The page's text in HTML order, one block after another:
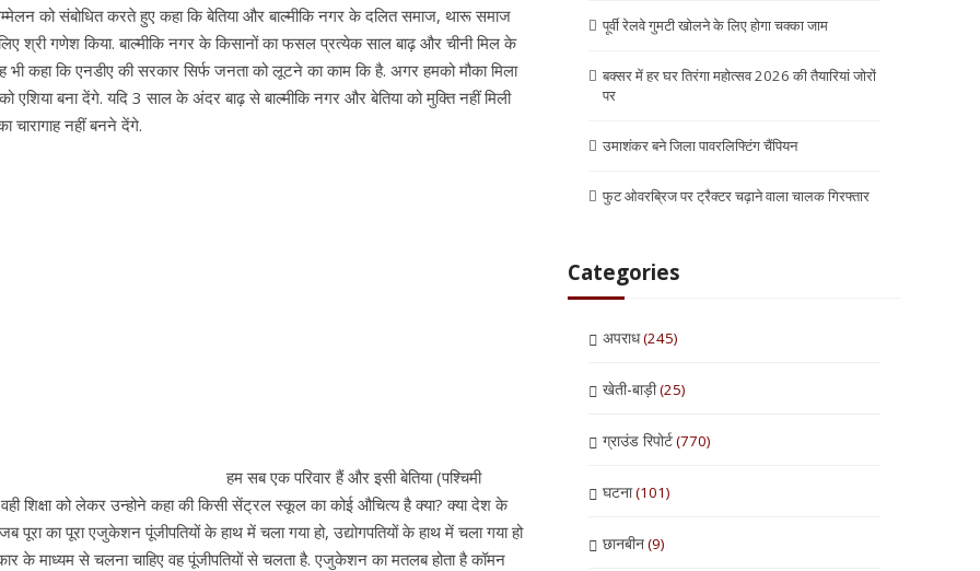
को संबोधित करते हुए कहा कि बेतिया और बाल्मीकि नगर के दलित समाज, थारू समाज
श्री गणेश किया. बाल्मीकि नगर के किसानों का फसल प्रत्येक साल बाढ़ और चीनी मिल के
भी कहा कि एनडीए की सरकार सिर्फ जनता को लूटने का काम कि है. अगर हमको मौका मिला
एशिया बना देंगे. यदि 3 साल के अंदर बाढ़ से बाल्मीकि नगर और बेतिया को मुक्ति नहीं मिली
चारागाह नहीं बनने देंगे.
हम सब एक परिवार हैं और इसी बेतिया (पश्चिमी
शिक्षा को लेकर उन्होने कहा की किसी सेंट्रल स्कूल का कोई औचित्य है क्या? क्या देश के
का पूरा एजुकेशन पूंजीपतियों के हाथ में चला गया हो, उद्योगपतियों के हाथ में चला गया हो
के माध्यम से चलना चाहिए वह पूंजीपतियों से चलता है. एजुकेशन का मतलब होता है कॉमन
पूर्वी रेलवे गुमटी खोलने के लिए होगा चक्का जाम
बक्सर में हर घर तिरंगा महोत्सव 2026 की तैयारियां जोरों
पर
उमाशंकर बने जिला पावरलिफ्टिंग चैंपियन
फुट ओवरब्रिज पर ट्रैक्टर चढ़ाने वाला चालक गिरफ्तार
Categories
अपराध(245)
खेती-बाड़ी(25)
ग्राउंड रिपोर्ट(770)
घटना(101)
छानबीन(9)